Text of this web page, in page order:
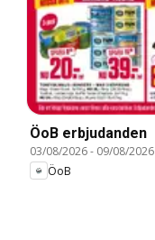
ÖoB erbjudanden
03/08/2026- 09/08/2026
ÖoB